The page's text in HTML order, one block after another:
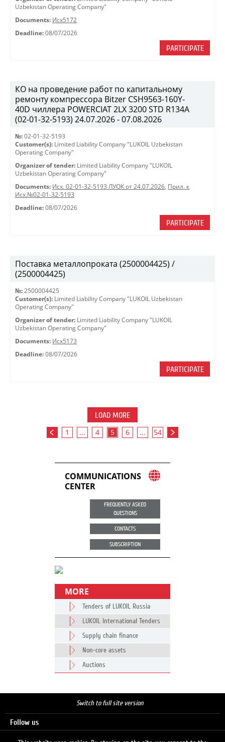
Uzbekistan Operating Company"
Documents: Исх5172
Deadline: 08/07/2026
PARTICIPATE
КО на проведение работ по капитальному
ремонту компрессора Bitzer CSH9563-160Y-
40D чиллера POWERCIAT 2LX 3200 STD R134A
(02-01-32-5193) 24.07.2026 - 07.08.2026
№: 02-01-32-5193
Customer(s): Limited Liability Company "LUKOIL Uzbekistan
Operating Company"
Organizer of tender: Limited Liability Company "LUKOIL
Uzbekistan Operating Company"
Documents: Исх. 02-01-32-5193 ЛУОК от 24.07.2026, Прил. к
Исх.№02-01-32-5193
Deadline: 08/07/2026
PARTICIPATE
Поставка металлопроката (2500004425) /
(2500004425)
№: 2500004425
Customer(s): Limited Liability Company "LUKOIL Uzbekistan
Operating Company"
Organizer of tender: Limited Liability Company "LUKOIL
Uzbekistan Operating Company"
Documents: Исх5173
Deadline: 08/07/2026
PARTICIPATE
LOAD MORE
1 ... 4 5 6 ... 54
COMMUNICATIONS
CENTER
FREQUENTLY ASKED
QUESTIONS
CONTACTS
SUBSCRIPTION
MORE
Tenders of LUKOIL Russia
LUKOIL International Tenders
Supply chain finance
Non-core assets
Auctions
Switch to full site version
Follow us